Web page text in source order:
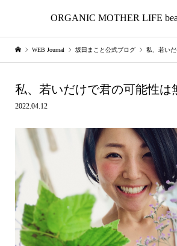
ORGANIC MOTHER LIFE
WEB Journal 坂田まこと公式ブログ 私、若いだ
私、若いだけで君の可能性は
2022.04.12